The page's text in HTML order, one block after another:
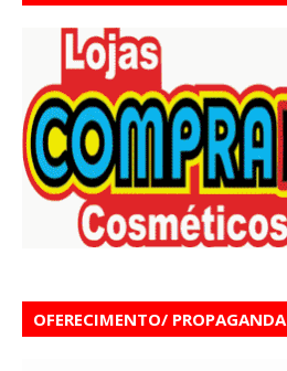
OFERECIMENTO/ PROPAGANDA